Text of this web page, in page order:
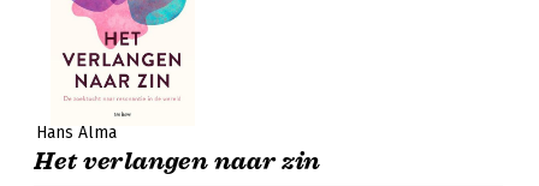
Hans Alma
Het verlangen naar zin